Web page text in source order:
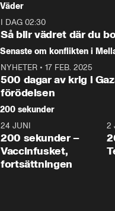
tonårsutvisningarna och hur
Moderaterna ska locka
väljare till valet i höst.
Väder
I DAG 02:30
Så blir vädret där du
Senaste om konflikten i
NYHETER • 17 FEB. 2025
500 dagar av krig i
förödelsen
200 sekunder
5:00
24 JUNI
200 sekunder –
Vaccinfusket,
fortsättningen
2